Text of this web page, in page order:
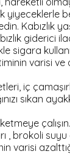
yiyeceklerle
Kabızlık
giderici
sigara
varisi ve
iç
sıkan
, brokoli
varisi